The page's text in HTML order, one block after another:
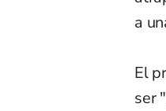
a
El
ser